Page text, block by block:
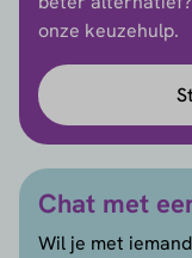
onze keuzehulp.
Chat met
Wil je met